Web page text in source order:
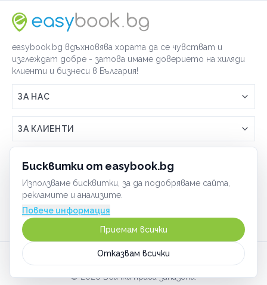
Бисквитки от easybook.bg
Използваме бисквитки, за да подобряваме сайта,
рекламите и анализите.
Повече информация
Отказвам всички
Приемам всички
easybook.bg вдъхновява хората да се чувстват и
изглеждат добре - затова имаме доверието на хиляди
клиенти и бизнеси в България!
ЗА НАС
Връзка с easybook.bg
Как работи easybook
Често задавани въпроси
ЗА КЛИЕНТИ
Условия за ползване
GDPR политика
Сигурност
ЗА ТЪРГОВЦИ
Включи бизнеса си
Управлявай ефективно с easybook
ОБЩИ
Бисквитки
Начин на плащане
Карта на сайта
©2026Всички права запазени.